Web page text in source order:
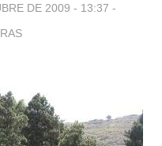
DE 2009 - 13:37 -